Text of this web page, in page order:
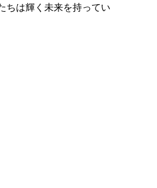
ちは輝く未来を持ってい